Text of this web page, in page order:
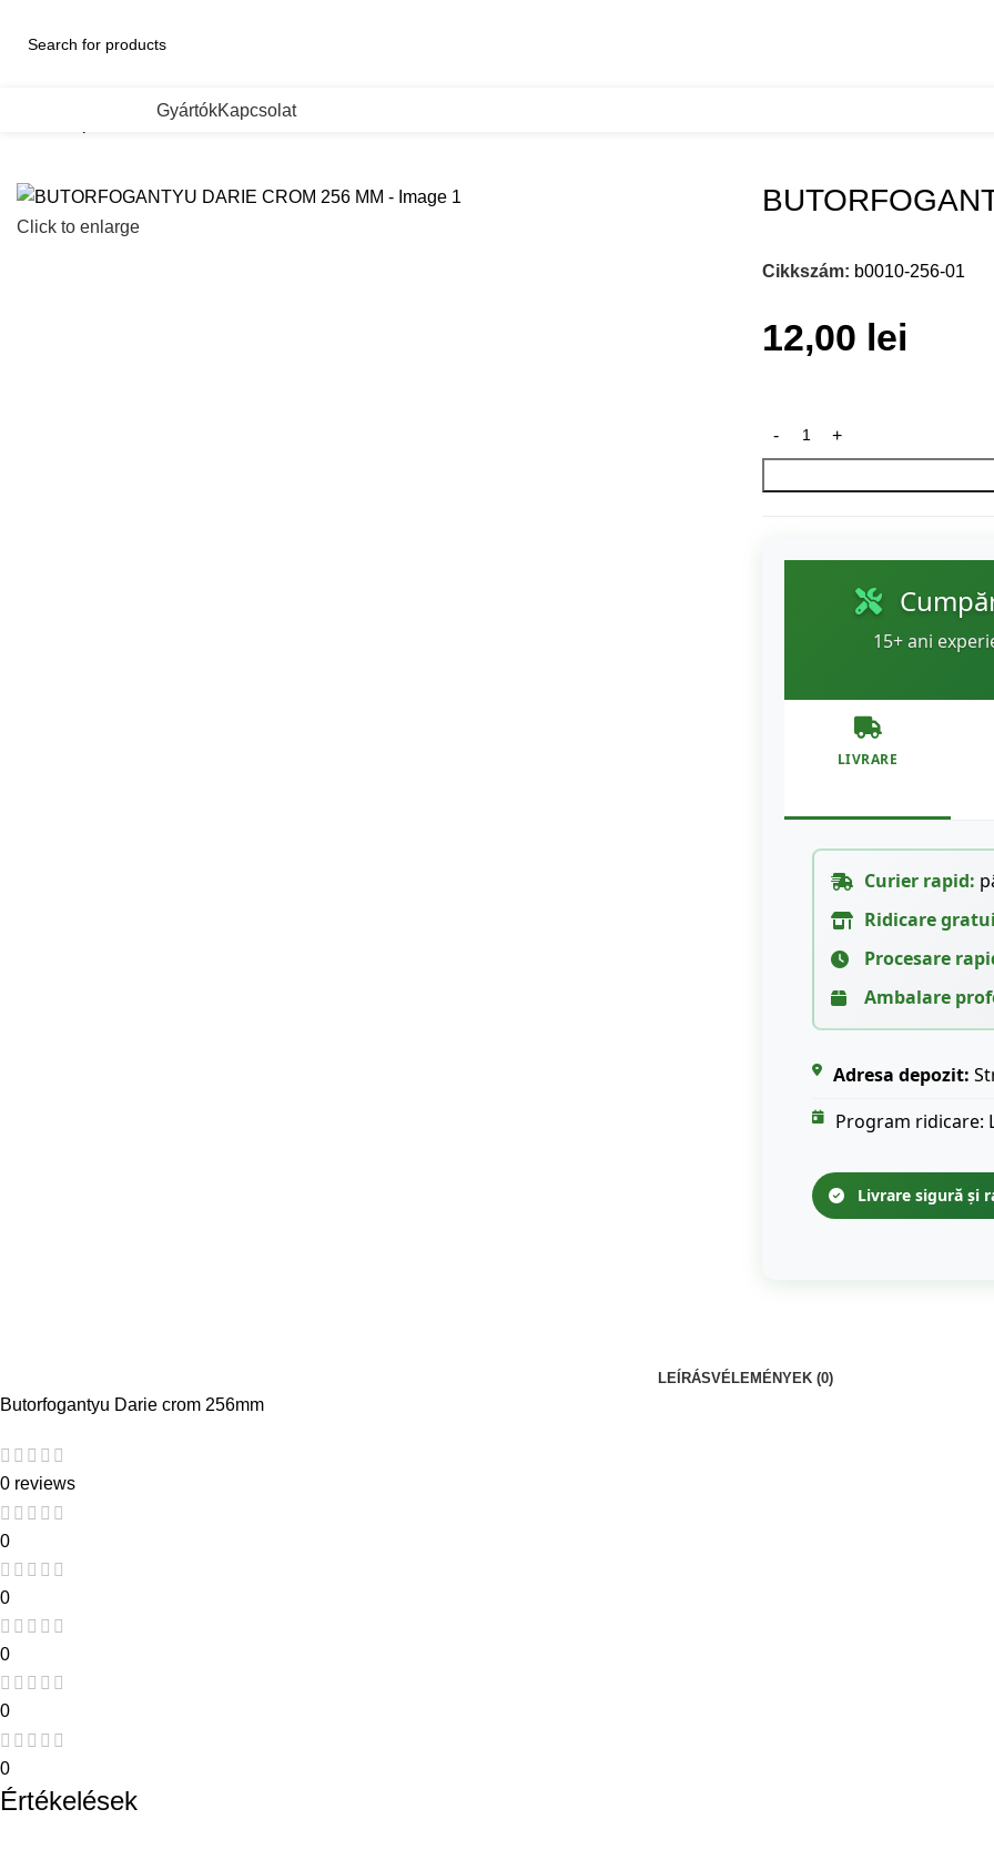
GyártókKapcsolat
BUTORFOGANTYU DARIE CROM 256 MM
Click to enlarge
Cikkszám: b0010-256-01
12,00 lei
15+ ani
LIVRARE
Curier rapid:
Ridicare
Procesare
Ambalare
Adresa depozit:
Program ridicare:
Livrare sigură și
LEÍRÁSVÉLEMÉNYEK (0)
Butorfogantyu Darie crom 256mm
0 reviews
0
0
0
0
0
Értékelések